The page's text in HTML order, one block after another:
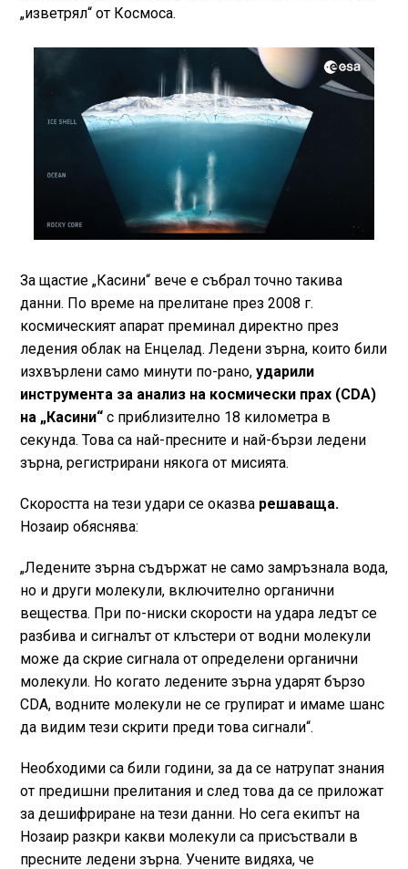
„изветрял“ от Космоса.
За щастие „Касини“ вече е събрал точно такива
данни. По време на прелитане през 2008 г.
космическият апарат преминал директно през
ледения облак на Енцелад. Ледени зърна, които били
изхвърлени само минути по-рано,ударили
инструмента за анализ на космически прах (CDA)
на „Касини“с приблизително 18 километра в
секунда. Това са най-пресните и най-бързи ледени
зърна, регистрирани някога от мисията.
Скоростта на тези удари се оказва решаваща.
Нозаир обяснява:
„Ледените зърна съдържат не само замръзнала вода,
но и други молекули, включително органични
вещества. При по-ниски скорости на удара ледът се
разбива и сигналът от клъстери от водни молекули
може да скрие сигнала от определени органични
молекули. Но когато ледените зърна ударят бързо
CDA, водните молекули не се групират и имаме шанс
да видим тези скрити преди това сигнали“.
Необходими са били години, за да се натрупат знания
от предишни прелитания и след това да се приложат
за дешифриране на тези данни. Но сега екипът на
Нозаир разкри какви молекули са присъствали в
пресните ледени зърна. Учените видяха, че